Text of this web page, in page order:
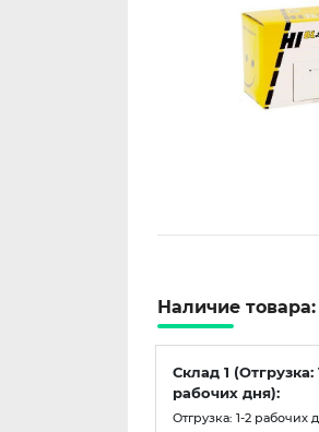
Наличие товара:
Склад 1 (Отгрузка:
рабочих дня):
Отгрузка: 1-2 рабочих